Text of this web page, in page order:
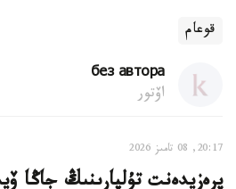
قوعام
без автора
اۆتور
20:17, 08 تامىز 2026